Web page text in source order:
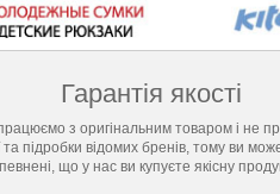
Гарантія якості
з оригінальним товаром і не
та підробки відомих бренів, тому ви
що у нас ви купуєте якісну